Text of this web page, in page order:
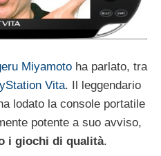
Miyamoto ha parlato, tra
Vita. Il leggendario
lodato la console portatile
potente a suo avviso,
i giochi di qualità.